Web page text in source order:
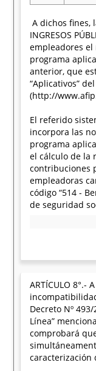
A dichos fines,
INGRESOS
empleadores el
programa
anterior, que
“Aplicativos”
(http://
El referido
incorpora las
programa
el cálculo de la
contribuciones
empleadoras
código “514 -
de seguridad
ARTÍCULO 8°.-
Decreto Nº
Línea”
comprobará
caracterización